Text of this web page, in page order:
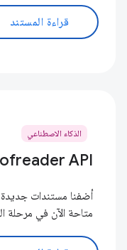
قراءة المستند
الذكاء الاصطناعي
API
متاحة الآن في مرحلة